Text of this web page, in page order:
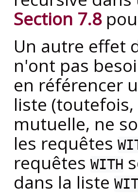
Section 7.8
Un autre effet
n'ont pas
en référencer
liste
mutuelle, ne
les requêtes
requêtes WITH
dans la liste